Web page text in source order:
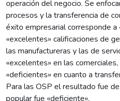
operación del negocio. Se
procesos y la transferencia de
éxito empresarial corresponde a
«excelentes» calificaciones de
las manufactureras y las de
«excelentes» en las
«deficientes» en cuanto a
Para las OSP el resultado fue
popular fue «deficiente».